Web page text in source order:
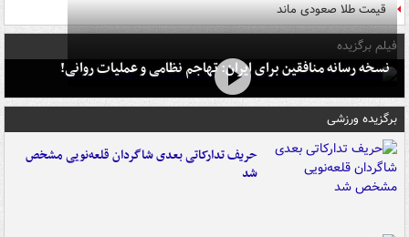
قیمت طلا صعودی ماند
فیلم برگزیده
نسخه رسانه منافقین برای ایران: تهاجم نظامی و عملیات روانی!
برگزیده ورزشی
حریف تدارکاتی بعدی شاگردان قلعه‌نویی مشخص
شد